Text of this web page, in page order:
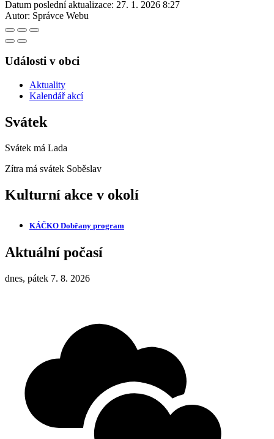
Datum poslední aktualizace: 27. 1. 2026 8:27
Autor: Správce Webu
Události v obci
Aktuality
Kalendář akcí
Svátek
Svátek má Lada
Zítra má svátek Soběslav
Kulturní akce v okolí
KÁČKO Dobřany program
Aktuální počasí
dnes, pátek 7. 8. 2026